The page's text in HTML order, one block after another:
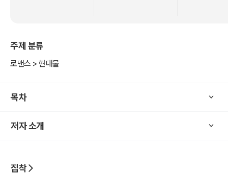
주제 분류
로맨스 > 현대물
목차
저자 소개
집착